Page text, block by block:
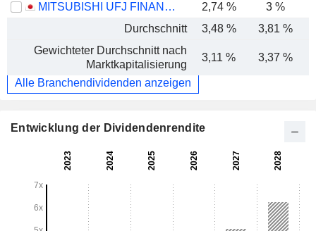
MITSUBISHI UFJ FINANCIAL GROUP, INC.
2,74 % 3 %
Durchschnitt
3,48 % 3,81 %
Gewichteter Durchschnitt nach
Marktkapitalisierung
3,11 % 3,37 %
Alle Branchendividenden anzeigen
Entwicklung der Dividendenrendite